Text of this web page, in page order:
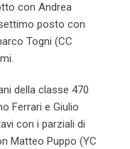
con Andrea
posto con
Togni (CC
della classe 470
Ferrari e Giulio
con i parziali di
Matteo Puppo (YC